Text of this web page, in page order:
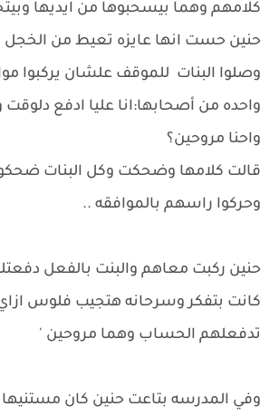
كلامهم وهما بيسحبوها من ايديها
حنين حست انها عايزه تعيط من الخجل
وصلوا البنات للموقف علشان يركبوا
واحده من أصحابها:انا عليا ادفع
واحنا مروحين؟
قالت كلامها وضحكت وكل البنات
وحركوا راسهم بالموافقه ..
حنين ركبت معاهم والبنت بالفعل
كانت بتفكر وسرحانه هتجيب فلوس
تدفعلهم الحساب وهما مروحين '
وفي المدرسه بتاعت حنين كان مستنيها